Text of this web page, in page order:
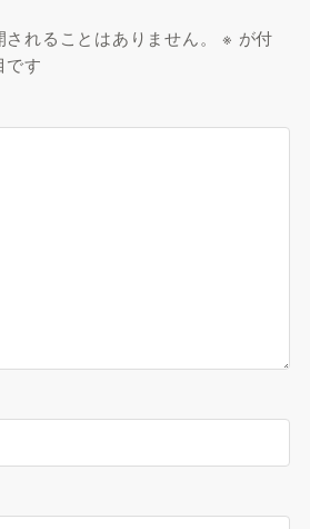
れることはありません。 ※ が付
です